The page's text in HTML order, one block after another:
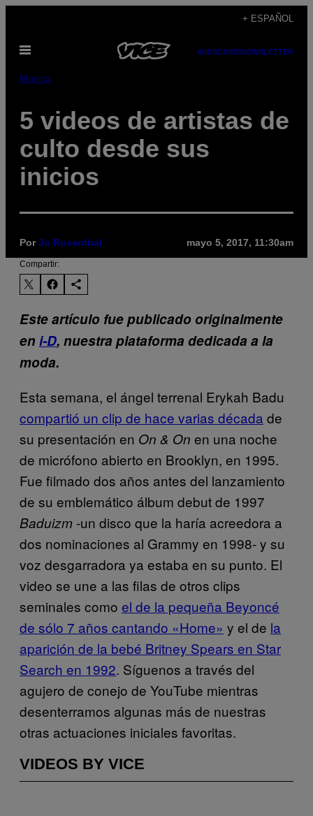
contenido
+ ESPAÑOL
Abrir
SUBSCRIBENEWSLETTER
Música
5 videos de artistas de
culto desde sus
inicios
PorJo Rosenthal mayo 5, 2017, 11:30am
Compartir:
Este artículo fue publicado originalmente
en i-D, nuestra plataforma dedicada a la
moda.
Esta semana, el ángel terrenal Erykah Badu
compartió un clip de hace varias década de
su presentación en On & On en una noche
de micrófono abierto en Brooklyn, en 1995.
Fue filmado dos años antes del lanzamiento
de su emblemático álbum debut de 1997
Baduizm -un disco que la haría acreedora a
dos nominaciones al Grammy en 1998- y su
voz desgarradora ya estaba en su punto. El
video se une a las filas de otros clips
seminales como el de la pequeña Beyoncé
de sólo 7 años cantando «Home» y el de la
aparición de la bebé Britney Spears en Star
Search en 1992. Síguenos a través del
agujero de conejo de YouTube mientras
desenterramos algunas más de nuestras
otras actuaciones iniciales favoritas.
VIDEOS BY VICE